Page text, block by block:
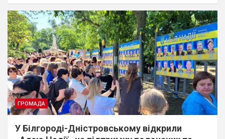
ГРОМАДА
У Білгороді-Дністровському відкрили